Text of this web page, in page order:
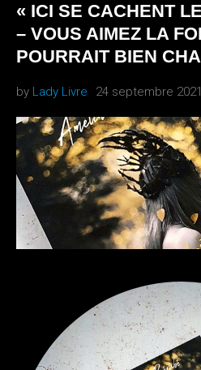
« ICI SE CACHENT
– VOUS AIMEZ LA
POURRAIT BIEN
by Lady Livre 24 septembre 2021